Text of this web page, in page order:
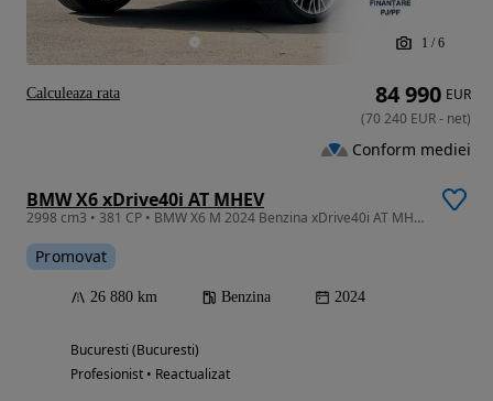
1 / 6
BMW X6 xDrive40i AT MHEV
2998 cm3 • 381 CP • BMW X6 M 2024 Benzina xDrive40i AT MHEV
Promovat
26 880 km Benzina 2024
Bucuresti (Bucuresti)
Profesionist • Reactualizat
84 990 EUR
(70 240 EUR- net)
Conform mediei
Calculeaza rata